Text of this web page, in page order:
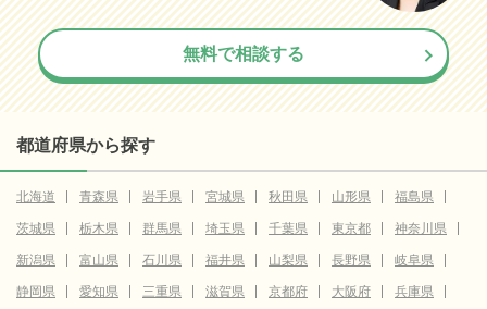
無料で相談する
都道府県から探す
北海道 青森県 岩手県 宮城県 秋田県 山形県
福島県
茨城県
栃木県 群馬県 埼玉県 千葉県 東京都
神奈川県
新潟県
富山県 石川県 福井県 山梨県 長野県
岐阜県
静岡県
愛知県 三重県 滋賀県 京都府 大阪府
兵庫県